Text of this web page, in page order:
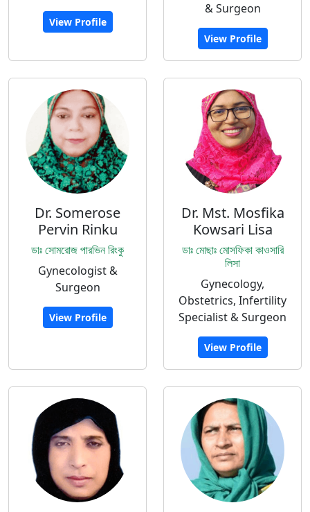
View Profile
& Surgeon
View Profile
Dr. Somerose
Pervin Rinku
ডাঃ সোমরোজ পারভিন রিংকু
Gynecologist &
Surgeon
View Profile
Dr. Mst. Mosfika
Kowsari Lisa
ডাঃ মোছাঃ মোসফিকা কাওসারি
লিসা
Gynecology,
Obstetrics, Infertility
Specialist & Surgeon
View Profile